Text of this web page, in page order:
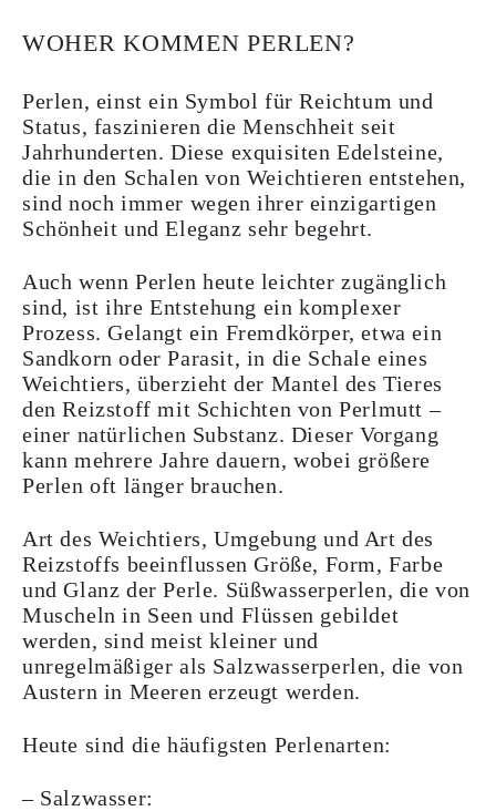
WOHER KOMMEN PERLEN?
Perlen, einst ein Symbol für Reichtum und
Status, faszinieren die Menschheit seit
Jahrhunderten. Diese exquisiten Edelsteine,
die in den Schalen von Weichtieren entstehen,
sind noch immer wegen ihrer einzigartigen
Schönheit und Eleganz sehr begehrt.
Auch wenn Perlen heute leichter zugänglich
sind, ist ihre Entstehung ein komplexer
Prozess. Gelangt ein Fremdkörper, etwa ein
Sandkorn oder Parasit, in die Schale eines
Weichtiers, überzieht der Mantel des Tieres
den Reizstoff mit Schichten von Perlmutt –
einer natürlichen Substanz. Dieser Vorgang
kann mehrere Jahre dauern, wobei größere
Perlen oft länger brauchen.
Art des Weichtiers, Umgebung und Art des
Reizstoffs beeinflussen Größe, Form, Farbe
und Glanz der Perle. Süßwasserperlen, die von
Muscheln in Seen und Flüssen gebildet
werden, sind meist kleiner und
unregelmäßiger als Salzwasserperlen, die von
Austern in Meeren erzeugt werden.
Heute sind die häufigsten Perlenarten:
– Salzwasser: